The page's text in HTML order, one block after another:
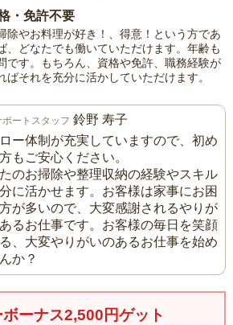
・免許不要
除やお料理が好き！、得意！という方であ
、どなたでも働いていただけます。年齢も
です。もちろん、資格や免許、職務経験が
ばそれを充分に活かしていただけます。
ポートスタッフ 鈴野 寿子
ー体制が充実していますので、初め
もご安心ください。
のお掃除や整理収納の経験やスキル
に活かせます。お客様は家事にお困
が多いので、大変感謝されるやりが
るお仕事です。お客様の毎日を笑顔
、大変やりがいのあるお仕事を始め
か？
ーナス2,500円ゲット